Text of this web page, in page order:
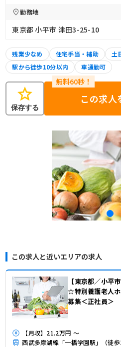
勤務地
東京都 小平市 津田3-25-10
残業少なめ 住宅手当・補助 土
駅から徒歩10分以内
車通勤可
star
保存する
この求人
この求人と近いエリアの求人
【東京都／小平
☆特別養護老人
募集＜正社員＞
【月収】21.2万円 ～
西武多摩湖線「一橋学園駅」（徒歩